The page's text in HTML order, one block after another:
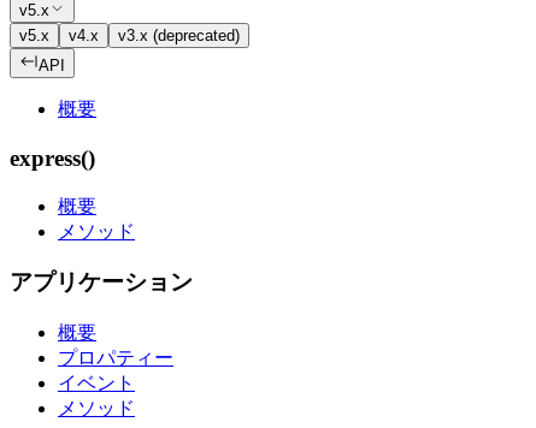
v5.x
v5.x
v4.x
v3.x (deprecated)
API
概要
express()
概要
メソッド
アプリケーション
概要
プロパティー
イベント
メソッド